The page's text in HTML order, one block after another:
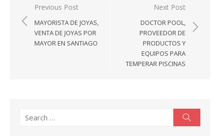
Navegación
de
entradas
Previous Post
MAYORISTA DE JOYAS,
VENTA DE JOYAS POR
MAYOR EN SANTIAGO
Next Post
DOCTOR POOL,
PROVEEDOR DE
PRODUCTOS Y
EQUIPOS PARA
TEMPERAR PISCINAS
for: